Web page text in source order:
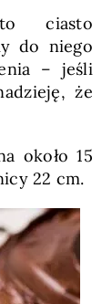
ciasto
do niego
– jeśli
że
około 15
22 cm.